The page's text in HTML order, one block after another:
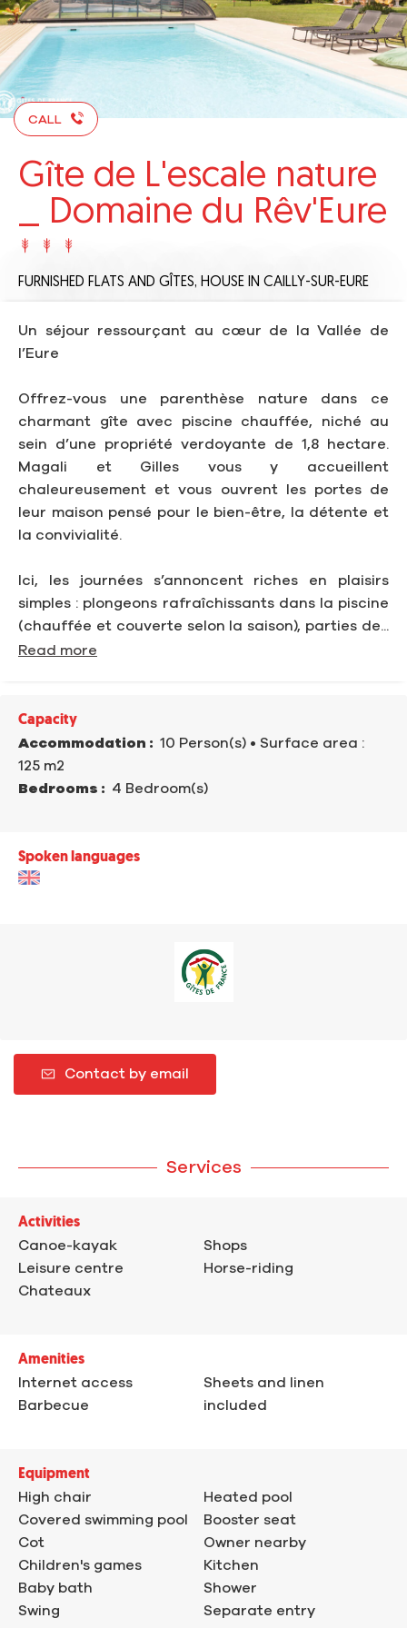
CALL
Gîte de L'escale nature
_ Domaine du Rêv'Eure
FURNISHED FLATS AND GÎTES, HOUSE IN CAILLY-SUR-EURE
Un séjour ressourçant au cœur de la Vallée de
l’Eure
Offrez-vous une parenthèse nature dans ce
charmant gîte avec piscine chauffée, niché au
sein d’une propriété verdoyante de 1,8 hectare.
Magali et Gilles vous y accueillent
chaleureusement et vous ouvrent les portes de
leur maison pensé pour le bien-être, la détente et
la convivialité.
Ici, les journées s’annoncent riches en plaisirs
simples : plongeons rafraîchissants dans la piscine
(chauffée et couverte selon la saison), parties de...
Read more
Capacity
Accommodation : 10 Person(s) • Surface area :
125 m2
Bedrooms : 4 Bedroom(s)
Spoken languages
Contact by email
Services
Activities
Canoe-kayak
Leisure centre
Chateaux
Shops
Horse-riding
Amenities
Internet access
Barbecue
Sheets and linen
included
Equipment
High chair
Covered swimming pool
Cot
Children's games
Baby bath
Swing
Heated pool
Booster seat
Owner nearby
Kitchen
Shower
Separate entry